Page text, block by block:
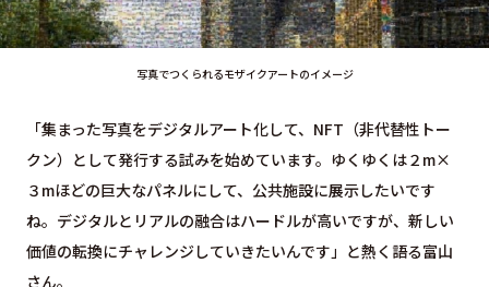
写真でつくられるモザイクアートのイメージ
「集まった写真をデジタルアート化して、NFT（非代替性トー
クン）として発行する試みを始めています。ゆくゆくは２m×
３mほどの巨大なパネルにして、公共施設に展示したいです
ね。デジタルとリアルの融合はハードルが高いですが、新しい
価値の転換にチャレンジしていきたいんです」と熱く語る富山
さん。